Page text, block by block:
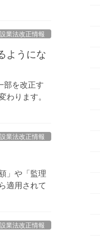
業法改正情報
ようにな
部を改正す
わります。
業法改正情報
」や「監理
適用されて
業法改正情報